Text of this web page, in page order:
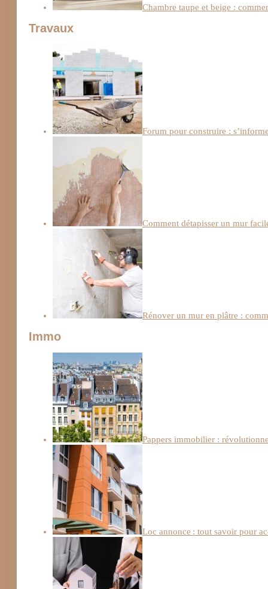
Chambre taupe et beige :
Travaux
Forum pour construire :
Comment détapisser un mur
Rénover un mur en plâtre :
Immo
Pappers immobilier :
Loc annonce : tout savoir pour